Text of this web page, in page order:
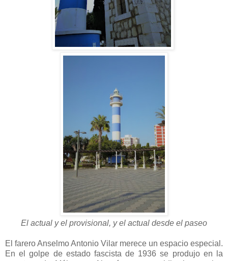
El actual y el provisional, y el actual desde el paseo
El farero Anselmo Antonio Vilar merece un espacio especial.
En el golpe de estado fascista de 1936 se produjo en la